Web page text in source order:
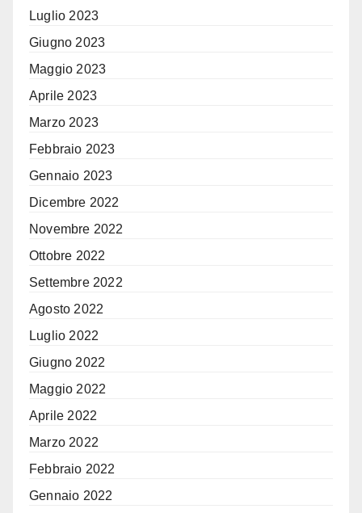
Luglio 2023
Giugno 2023
Maggio 2023
Aprile 2023
Marzo 2023
Febbraio 2023
Gennaio 2023
Dicembre 2022
Novembre 2022
Ottobre 2022
Settembre 2022
Agosto 2022
Luglio 2022
Giugno 2022
Maggio 2022
Aprile 2022
Marzo 2022
Febbraio 2022
Gennaio 2022